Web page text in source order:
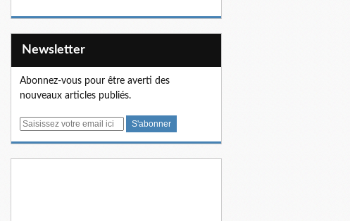
Newsletter
Abonnez-vous pour être averti des
nouveaux articles publiés.
E